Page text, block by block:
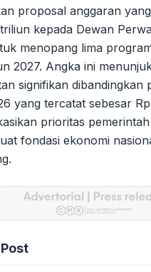
proposal anggaran
kepada Dewan
menopang lima
2027. Angka ini
signifikan dibandingkan
yang tercatat sebesar
prioritas
fondasi ekonomi